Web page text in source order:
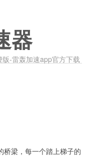
器
-雷轰加速app官方下载
梁，每一个踏上梯子的